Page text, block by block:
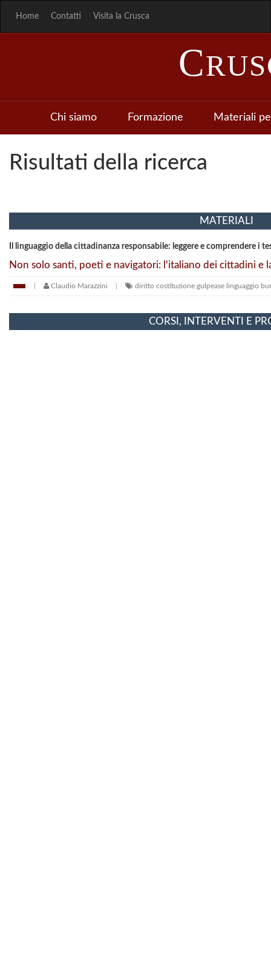
Home Contatti Visita la Crusca
C
Chi siamo Formazione Materiali
Risultati della ricerca
MATERIALI
Il linguaggio della cittadinanza responsabile: leggere e comprendere i
Non solo santi, poeti e navigatori: l'italiano dei cittadini e
Claudio Marazzini diritto costituzione gulpease linguaggio
CORSI, INTERVENTI E